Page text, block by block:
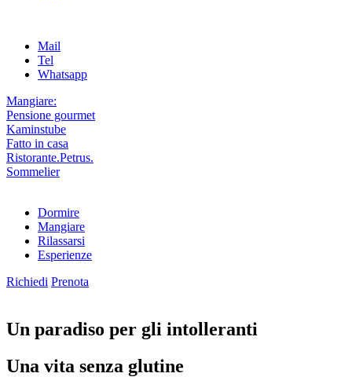
Mail
Tel
Whatsapp
Mangiare:
Pensione gourmet
Kaminstube
Fatto in casa
Ristorante.Petrus.
Sommelier
Dormire
Mangiare
Rilassarsi
Esperienze
Richiedi Prenota
Un paradiso per gli intolleranti
Una vita senza glutine